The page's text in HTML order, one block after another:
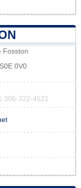
Fosston
0V0
306-322-4521